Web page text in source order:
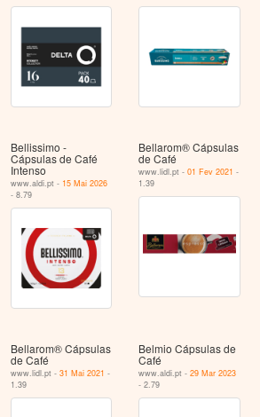
Bellissimo -
Cápsulas de Café
Intenso
www.aldi.pt - 15 Mai 2026
- 8.79
Bellarom® Cápsulas
de Café
www.lidl.pt -01 Fev 2021 -
1.39
Bellarom® Cápsulas
de Café
www.lidl.pt - 31 Mai 2021 -
1.39
Belmio Cápsulas de
Café
www.aldi.pt -29 Mar 2023
- 2.79